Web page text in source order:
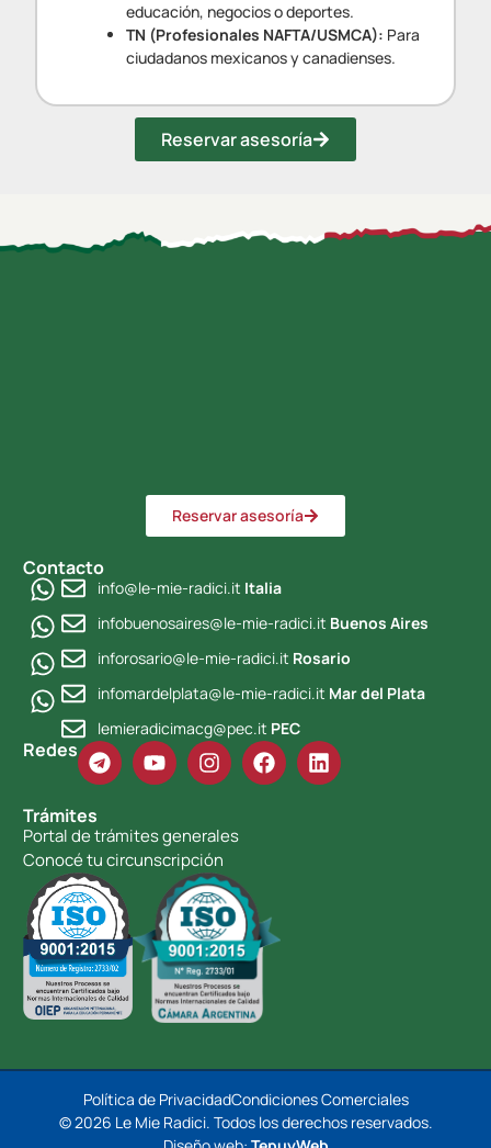
educación, negocios o deportes.
TN (Profesionales NAFTA/USMCA): Para
ciudadanos mexicanos y canadienses.
Reservar asesoría
Reservar asesoría
Contacto
info@le-mie-radici.it Italia
infobuenosaires@le-mie-radici.it Buenos Aires
inforosario@le-mie-radici.it Rosario
infomardelplata@le-mie-radici.it Mar del Plata
lemieradicimacg@pec.it PEC
Redes
Trámites
Portal de trámites generales
Conocé tu circunscripción
Política de PrivacidadCondiciones Comerciales
© 2026 Le Mie Radici. Todos los derechos reservados.